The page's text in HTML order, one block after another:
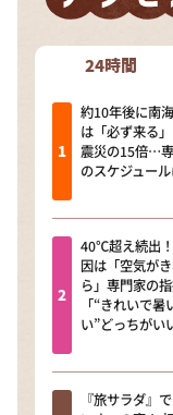
ＬＩＦＥ～夢
新婚さんいら
ポツンと一軒家
ザキ山小屋本
ぺこぱのまる
24時間
約10年後に南
は「必ず来る
震災の15倍…
のスケジュール
40℃超え続出
因は「空気が
ら」専門家の
「“きれいで
い”どっちがい
『旅サラダ』